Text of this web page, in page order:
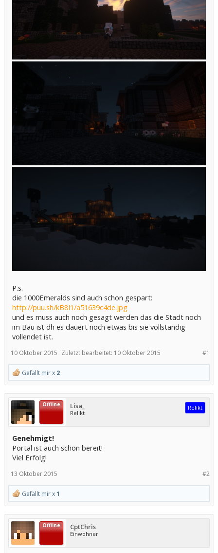
P.s.
die 1000Emeralds sind auch schon gespart:
http://puu.sh/kB8I1/a51639c4de.jpg
und es muss auch noch gesagt werden das die Stadt noch
im Bau ist dh es dauert noch etwas bis sie vollständig
vollendet ist.
#1
10 Oktober 2015 Zuletzt bearbeitet: 10 Oktober 2015
Gefällt mir x 2
Offline Lisa_
Relikt
Relikt
Genehmigt!
Portal ist auch schon bereit!
Viel Erfolg!
#2
13 Oktober 2015
Gefällt mir x1
Offline CptChris
Einwohner